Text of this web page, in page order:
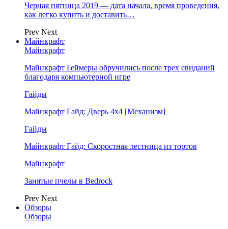
Черная пятница 2019 — дата начала, время проведения,
как легко купить и доставить…
Prev Next
Майнкрафт
Майнкрафт
Майнкрафт Геймеры обручились после трех свиданий
благодаря компьютерной игре
Гайды
Майнкрафт Гайд: Дверь 4х4 [Механизм]
Гайды
Майнкрафт Гайд: Скоростная лестница из тортов
Майнкрафт
Занятые пчелы в Bedrock
Prev Next
Обзоры
Обзоры